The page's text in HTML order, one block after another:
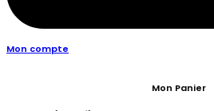
Mon compte
Mon Panier